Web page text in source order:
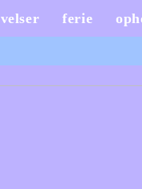
ferie